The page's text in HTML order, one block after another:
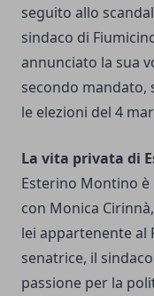
seguito allo
sindaco di
annunciato la sua
secondo mandato,
le elezioni del 4
La vita privata di
Esterino Montino
con Monica
lei appartenente al
senatrice, il
passione per la